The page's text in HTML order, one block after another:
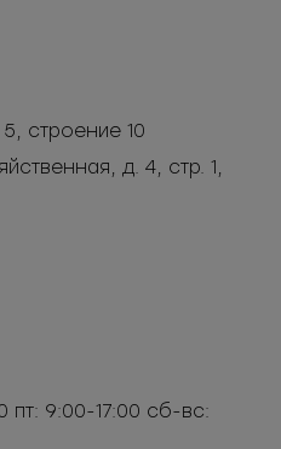
строение 10
д. 4, стр. 1,
пт: 9:00-17:00 сб-вс: